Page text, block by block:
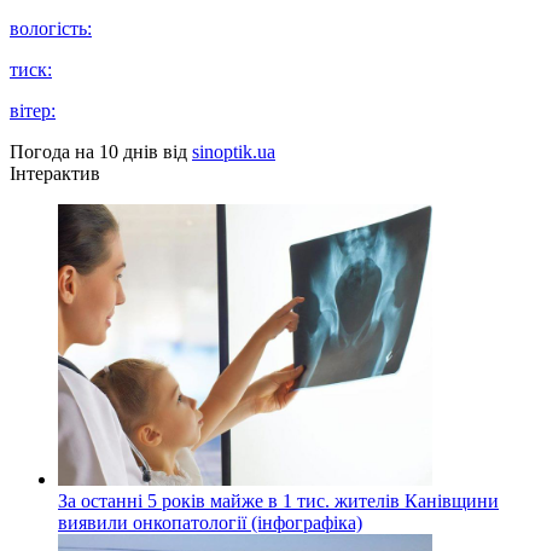
вологість:
тиск:
вітер:
Погода на 10 днів від sinoptik.ua
Інтерактив
За останні 5 років майже в 1 тис. жителів Канівщини
виявили онкопатології (інфографіка)